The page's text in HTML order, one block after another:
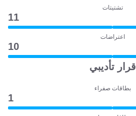
تشتيتات
11
اعتراضات
10
قرار تأديبي
بطاقات صفراء
1